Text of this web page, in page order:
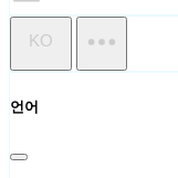
KO
언어